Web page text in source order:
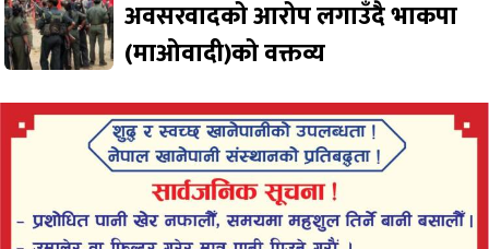
अवसरवादको आरोप लगाउँदै भाकपा
(माओवादी)को वक्तव्य